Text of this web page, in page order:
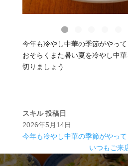
今年も冷やし中華の季節がやっ
おそらくまた暑い夏を冷やし中
切りましょう
スキル 投稿日
2026年5月14日
今年も冷やし中華の季節がやっ
いつもご来